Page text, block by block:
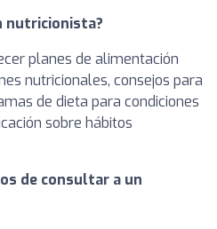
nutricionista?
planes de alimentación
nutricionales, consejos para
de dieta para condiciones
sobre hábitos
de consultar a un